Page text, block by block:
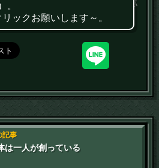
。
リックお願いします～。
記事
は一人が創っている